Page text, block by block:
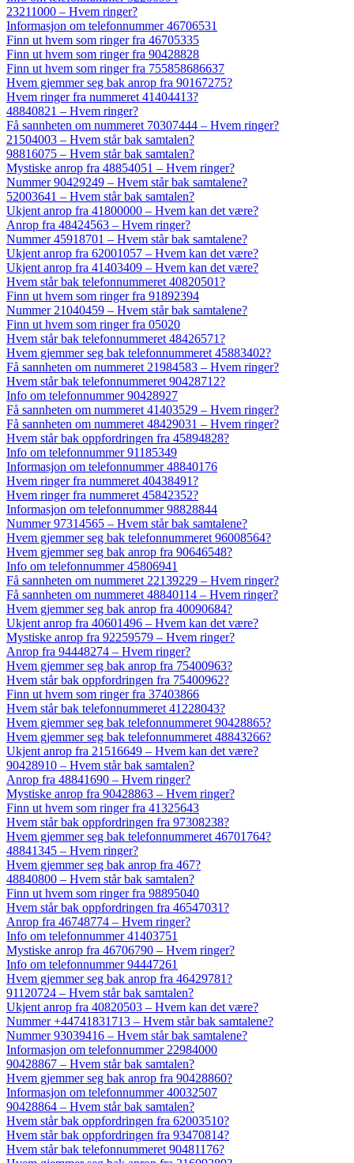
23211000 – Hvem ringer?
Informasjon om telefonnummer 46706531
Finn ut hvem som ringer fra 46705335
Finn ut hvem som ringer fra 90428828
Finn ut hvem som ringer fra 755858686637
Hvem gjemmer seg bak anrop fra 90167275?
Hvem ringer fra nummeret 41404413?
48840821 – Hvem ringer?
Få sannheten om nummeret 70307444 – Hvem ringer?
21504003 – Hvem står bak samtalen?
98816075 – Hvem står bak samtalen?
Mystiske anrop fra 48854051 – Hvem ringer?
Nummer 90429249 – Hvem står bak samtalene?
52003641 – Hvem står bak samtalen?
Ukjent anrop fra 41800000 – Hvem kan det være?
Anrop fra 48424563 – Hvem ringer?
Nummer 45918701 – Hvem står bak samtalene?
Ukjent anrop fra 62001057 – Hvem kan det være?
Ukjent anrop fra 41403409 – Hvem kan det være?
Hvem står bak telefonnummeret 40820501?
Finn ut hvem som ringer fra 91892394
Nummer 21040459 – Hvem står bak samtalene?
Finn ut hvem som ringer fra 05020
Hvem står bak telefonnummeret 48426571?
Hvem gjemmer seg bak telefonnummeret 45883402?
Få sannheten om nummeret 21984583 – Hvem ringer?
Hvem står bak telefonnummeret 90428712?
Info om telefonnummer 90428927
Få sannheten om nummeret 41403529 – Hvem ringer?
Få sannheten om nummeret 48429031 – Hvem ringer?
Hvem står bak oppfordringen fra 45894828?
Info om telefonnummer 91185349
Informasjon om telefonnummer 48840176
Hvem ringer fra nummeret 40438491?
Hvem ringer fra nummeret 45842352?
Informasjon om telefonnummer 98828844
Nummer 97314565 – Hvem står bak samtalene?
Hvem gjemmer seg bak telefonnummeret 96008564?
Hvem gjemmer seg bak anrop fra 90646548?
Info om telefonnummer 45806941
Få sannheten om nummeret 22139229 – Hvem ringer?
Få sannheten om nummeret 48840114 – Hvem ringer?
Hvem gjemmer seg bak anrop fra 40090684?
Ukjent anrop fra 40601496 – Hvem kan det være?
Mystiske anrop fra 92259579 – Hvem ringer?
Anrop fra 94448274 – Hvem ringer?
Hvem gjemmer seg bak anrop fra 75400963?
Hvem står bak oppfordringen fra 75400962?
Finn ut hvem som ringer fra 37403866
Hvem står bak telefonnummeret 41228043?
Hvem gjemmer seg bak telefonnummeret 90428865?
Hvem gjemmer seg bak telefonnummeret 48843266?
Ukjent anrop fra 21516649 – Hvem kan det være?
90428910 – Hvem står bak samtalen?
Anrop fra 48841690 – Hvem ringer?
Mystiske anrop fra 90428863 – Hvem ringer?
Finn ut hvem som ringer fra 41325643
Hvem står bak oppfordringen fra 97308238?
Hvem gjemmer seg bak telefonnummeret 46701764?
48841345 – Hvem ringer?
Hvem gjemmer seg bak anrop fra 467?
48840800 – Hvem står bak samtalen?
Finn ut hvem som ringer fra 98895040
Hvem står bak oppfordringen fra 46547031?
Anrop fra 46748774 – Hvem ringer?
Info om telefonnummer 41403751
Mystiske anrop fra 46706790 – Hvem ringer?
Info om telefonnummer 94447261
Hvem gjemmer seg bak anrop fra 46429781?
91120724 – Hvem står bak samtalen?
Ukjent anrop fra 40820503 – Hvem kan det være?
Nummer +44741831713 – Hvem står bak samtalene?
Nummer 93039416 – Hvem står bak samtalene?
Informasjon om telefonnummer 22984000
90428867 – Hvem står bak samtalen?
Hvem gjemmer seg bak anrop fra 90428860?
Informasjon om telefonnummer 40032507
90428864 – Hvem står bak samtalen?
Hvem står bak oppfordringen fra 62003510?
Hvem står bak oppfordringen fra 93470814?
Hvem står bak telefonnummeret 90481176?